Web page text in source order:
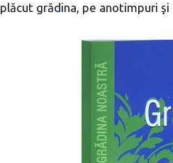
plăcut grădina, pe anotimpuri